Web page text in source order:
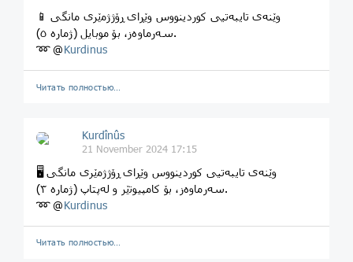
📱 وێنەی تایبەتیی کوردینووس وێڕای ڕۆژژمێری مانگی
سەرماوەز، بۆ موبایل (ژماره ٥).
➿ @Kurdinus
Читать полностью…
Kurdînûs
21 November 2024 17:15
🖥 وێنەی تایبەتیی کوردینووس وێڕای ڕۆژژمێری مانگی
سەرماوەز، بۆ کامپیوتێر و لەپتاپ (ژماره ٣).
➿ @Kurdinus
Читать полностью…